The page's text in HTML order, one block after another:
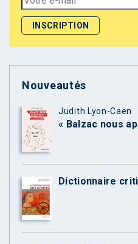
Nouveautés
Judith Lyon-Caen
« Balzac nous
Dictionnaire